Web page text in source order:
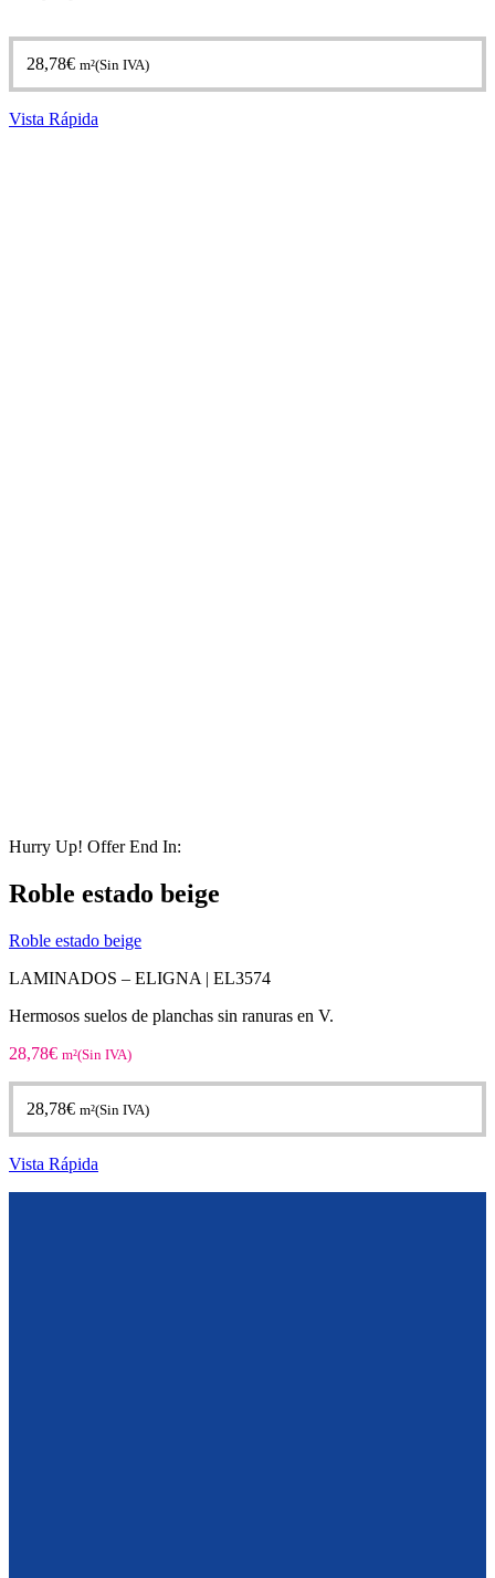
28,78€ m²(Sin IVA)
Vista Rápida
Hurry Up! Offer End In:
Roble estado beige
Roble estado beige
LAMINADOS – ELIGNA | EL3574
Hermosos suelos de planchas sin ranuras en V.
28,78€ m²(Sin IVA)
28,78€ m²(Sin IVA)
Vista Rápida